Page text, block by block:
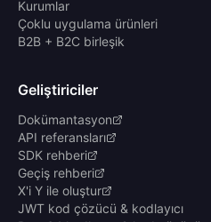
Kurumlar
Çoklu uygulama ürünleri
B2B + B2C birleşik
Geliştiriciler
Dokümantasyon
API referansları
SDK rehberi
Geçiş rehberi
X'i Y ile oluştur
JWT kod çözücü & kodlayıcı